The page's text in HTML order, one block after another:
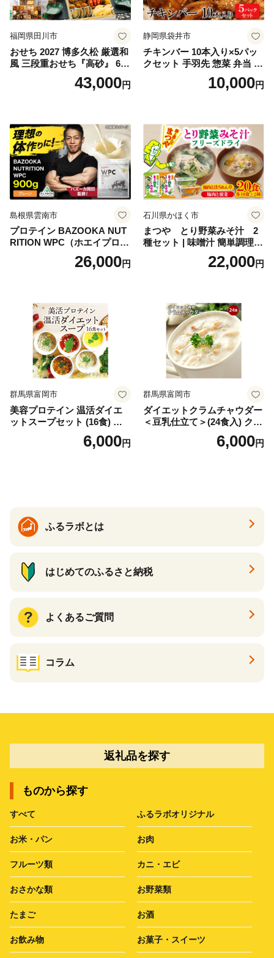
福岡県田川市
おせち 2027 博多久松 厳選和
風 三段重おせち『高砂』 6.5
寸 3段重 2～3人前 おせち料
理 重箱 お正月 冷凍おせち 縁
ち 本格おせち おせち予約 年
末 年始 お取り寄せ 新春 贅沢
おせち こだわりおせち 惣菜
老舗おせち ふるさと納税お
せち 御節 お節料理 正月 調理
不要 おせち料理2027
43,000円
静岡県袋井市
チキンバー 10本入り×5パッ
クセット 手羽先 惣菜 弁当 お
かず お酒 おつまみ ギフト キ
ャンプ アウトドア キャンプ
10,000円
島根県雲南市
プロテイン BAZOOKA NUT
RITION WPC（ホエイプロテ
イン）＜プレーン＞ 900g｜
バズーカ岡田監修・植物由来
ロン [AIEN005]
26,000円
石川県かほく市
まつや とり野菜みそ汁 2
種セット | 味噌汁 簡単調理
お味噌 おみそ みそ とり野菜
時短料理 時短ごはん ご当地
22,000円
群馬県富岡市
美容プロテイン 温活ダイエ
ットスープセット (16食) 小
分け スープ 食べ比べ セット
詰合せ クラムチャウダー チ
6,000円
群馬県富岡市
ダイエットクラムチャウダー
＜豆乳仕立て＞(24食入) クラ
ムチャウダー 豆乳 ダイエッ
ト スープ プロテイン たんぱ
6,000円
ふるラボとは
はじめてのふるさと納税
よくあるご質問
コラム
返礼品を探す
ものから探す
すべて ふるラボオリジナル
お米・パン お肉
フルーツ類 カニ・エビ
おさかな類 お野菜類
たまご お酒
お飲み物 お菓子・スイーツ